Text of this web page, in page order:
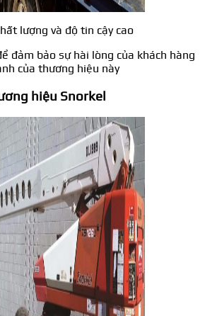
lượng và độ tin cậy cao
đảm bảo sự hài lòng của khách hàng
của thương hiệu này
hiệu Snorkel